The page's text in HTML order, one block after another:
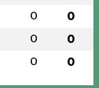
0 0
0 0
0 0